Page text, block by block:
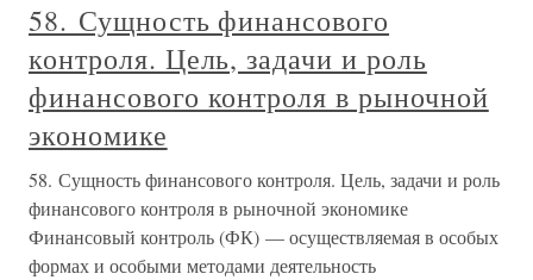
58. Сущность финансового
контроля. Цель, задачи и роль
финансового контроля в рыночной
экономике
58. Сущность финансового контроля. Цель, задачи и роль
финансового контроля в рыночной экономике
Финансовый контроль (ФК) — осуществляемая в особых
формах и особыми методами деятельность